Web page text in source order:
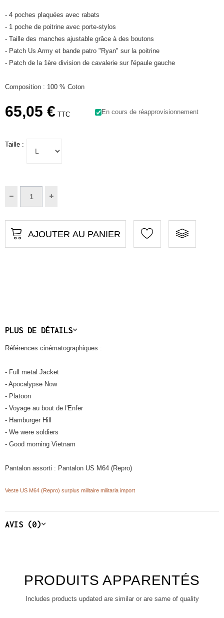
- 4 poches plaquées avec rabats
- 1 poche de poitrine avec porte-stylos
- Taille des manches ajustable grâce à des boutons
- Patch Us Army et bande patro "Ryan" sur la poitrine
- Patch de la 1ère division de cavalerie sur l'épaule gauche
Composition : 100 % Coton
65,05 € TTC En cours de réapprovisionnement
Taille :
AJOUTER AU PANIER
PLUS DE DÉTAILS
Références cinématographiques :
- Full metal Jacket
- Apocalypse Now
- Platoon
- Voyage au bout de l'Enfer
- Hamburger Hill
- We were soldiers
- Good morning Vietnam
Pantalon assorti : Pantalon US M64 (Repro)
Veste US M64 (Repro) surplus militaire militaria import
AVIS (0)
PRODUITS APPARENTÉS
Includes products updated are similar or are same of quality